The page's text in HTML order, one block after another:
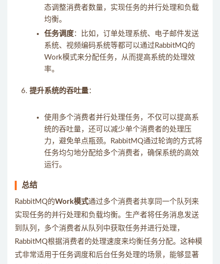
态调整消费者数量，实现任务的并行处理和负载
均衡。
任务调度：比如，订单处理系统、电子邮件发送
系统、视频编码系统等都可以通过RabbitMQ的
Work模式来分配任务，从而提高系统的处理效
率。
提升系统的吞吐量：
使用多个消费者并行处理任务，不仅可以提高系
统的吞吐量，还可以减少单个消费者的处理压
力，避免单点瓶颈。RabbitMQ通过轮询的方式将
任务均匀地分配给多个消费者，确保系统的高效
运行。
总结
RabbitMQ的Work模式通过多个消费者共享同一个队列来
实现任务的并行处理和负载均衡。生产者将任务消息发送
到队列，多个消费者从队列中获取任务并进行处理，
RabbitMQ根据消费者的处理速度来均衡任务分配。这种模
式非常适用于任务调度和后台任务处理的场景，能够显著